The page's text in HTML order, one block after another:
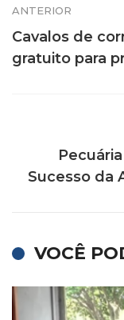
ANTERIOR
Cavalos de
gratuito para
Sucesso da
VOCÊ